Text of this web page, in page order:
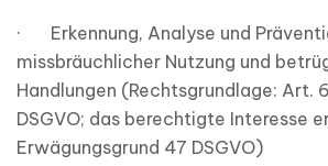
· Erkennung, Analyse und
missbräuchlicher Nutzung und
Handlungen (Rechtsgrundlage: Art.
DSGVO; das berechtigte Interesse
Erwägungsgrund 47 DSGVO)